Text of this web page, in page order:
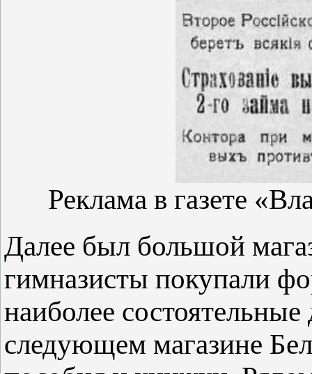
Реклама в газете
Далее был большой
гимназисты покупали
наиболее
следующем магазине